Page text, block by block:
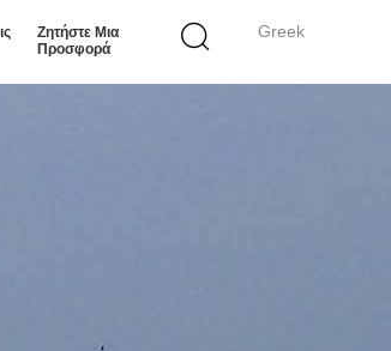
Greek
Ζητήστε Μια
Προσφορά